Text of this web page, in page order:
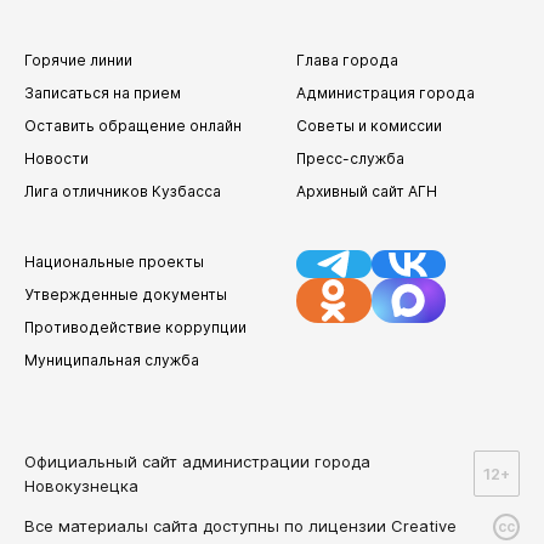
Администрация Орджоникидзевского района
Администрация Новоильинского района
Антинаркотическая комиссия
Комиссия по соблюдению требований к служебному
поведению муниципальных служащих и
урегулированию конфликта интересов
промышленной продукции
Наблюдательный совет по социальной адаптации лиц,
освободившихся из мест лишения свободы
Избирательные комиссии
Горячие линии
Записаться на прием
Оставить обращение онлайн
Новости
Лига отличников Кузбасса
Глава города
Администрация города
Советы и комиссии
Пресс-служба
Архивный сайт АГН
Национальные проекты
Утвержденные документы
Противодействие коррупции
Муниципальная служба
Официальный сайт администрации города
Новокузнецка
12+
cc
Все материалы сайта доступны по лицензии Creative